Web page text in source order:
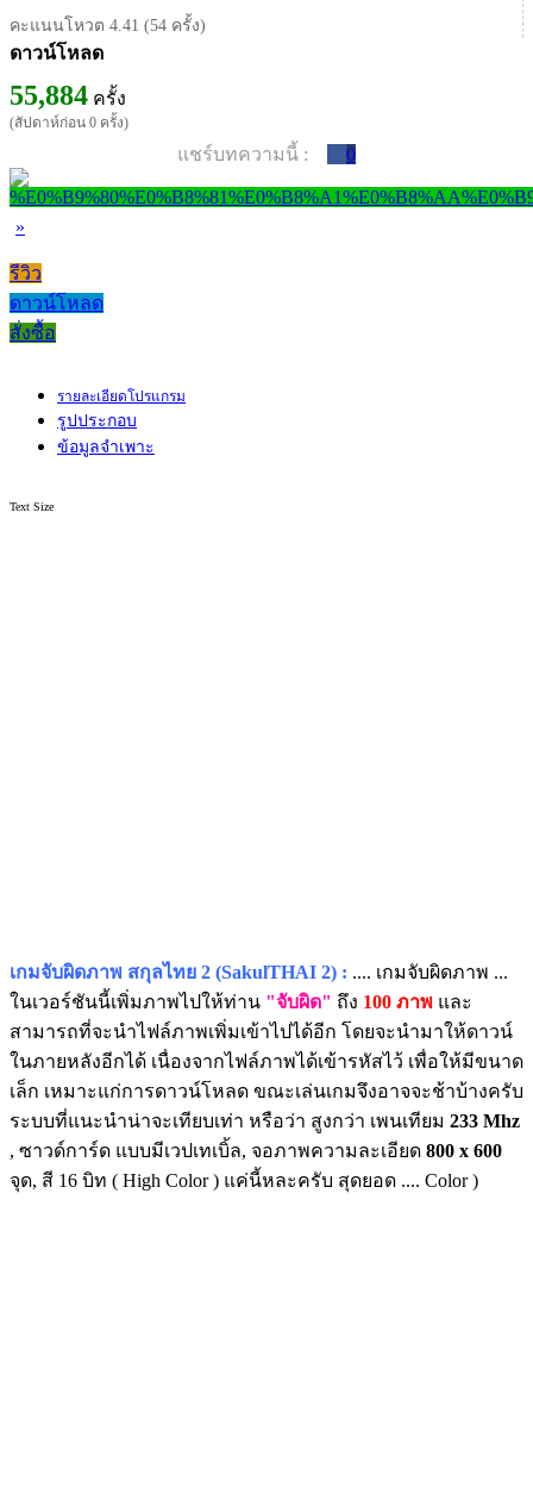
คะแนนโหวต 4.41 (54 ครั้ง)
ดาวน์โหลด
55,884 ครั้ง
(สัปดาห์ก่อน 0 ครั้ง)
แชร์บทความนี้ : 0
»
รีวิว
ดาวน์โหลด
สั่งซื้อ
รายละเอียดโปรแกรม
รูปประกอบ
ข้อมูลจำเพาะ
Text Size
เกมจับผิดภาพ สกุลไทย 2 (SakulTHAI 2) : .... เกมจับผิดภาพ ...
ในเวอร์ชันนี้เพิ่มภาพไปให้ท่าน "จับผิด" ถึง 100 ภาพ และ
สามารถที่จะนำไฟล์ภาพเพิ่มเข้าไปได้อีก โดยจะนำมาให้ดาวน์
ในภายหลังอีกได้ เนื่องจากไฟล์ภาพได้เข้ารหัสไว้ เพื่อให้มีขนาด
เล็ก เหมาะแก่การดาวน์โหลด ขณะเล่นเกมจึงอาจจะช้าบ้างครับ
ระบบที่แนะนำน่าจะเทียบเท่า หรือว่า สูงกว่า เพนเทียม 233 Mhz
, ซาวด์การ์ด แบบมีเวปเทเบิ้ล, จอภาพความละเอียด 800 x 600
จุด, สี 16 บิท ( High Color ) แค่นี้หละครับ สุดยอด .... Color )